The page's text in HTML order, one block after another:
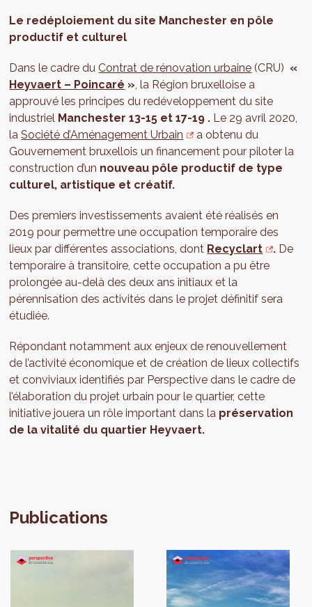
Le redéploiement du site Manchester en pôle
productif et culturel
Dans le cadre duContrat de rénovation urbaine (CRU) «
Heyvaert – Poincaré », la Région bruxelloise a
approuvé les principes du redéveloppement du site
industriel Manchester 13-15 et 17-19 . Le 29 avril 2020,
laSociété d’Aménagement Urbain
a obtenu du
Gouvernement bruxellois un financement pour piloter la
construction d’un nouveau pôle productif de type
culturel, artistique et créatif.
Des premiers investissements avaient été réalisés en
2019 pour permettre une occupation temporaire des
lieux par différentes associations, dont Recyclart . De
temporaire à transitoire, cette occupation a pu être
prolongée au-delà des deux ans initiaux et la
pérennisation des activités dans le projet définitif sera
étudiée.
Répondant notamment aux enjeux de renouvellement
de l’activité économique et de création de lieux collectifs
et conviviaux identifiés par Perspective dans le cadre de
l’élaboration du projet urbain pour le quartier, cette
initiative jouera un rôle important dans la préservation
de la vitalité du quartier Heyvaert.
Publications